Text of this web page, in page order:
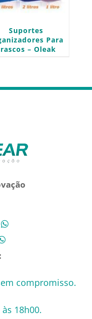
Suportes
Para
– Oleak
compromisso.
18h00.